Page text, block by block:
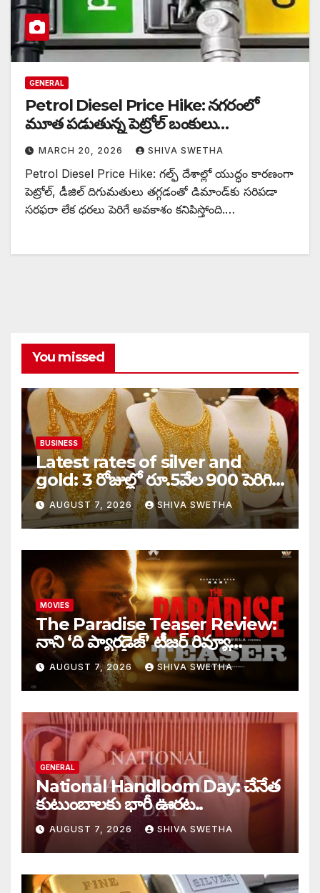
GENERAL
Petrol Diesel Price Hike: నగరంలో
మూత పడుతున్న పెట్రోల్ బంకులు…
MARCH 20, 2026 SHIVA SWETHA
Petrol Diesel Price Hike: గల్ఫ్ దేశాల్లో యుద్ధం కారణంగా
పెట్రోల్, డీజిల్ దిగుమతులు తగ్గడంతో డిమాండ్‌కు సరిపడా
సరఫరా లేక ధరలు పెరిగే అవకాశం కనిపిస్తోంది.…
You missed
BUSINESS
Latest rates of silver and
gold: 3 రోజుల్లో రూ.5వేల 900 పెరిగిన
తులం గోల్డ్…
AUGUST 7, 2026 SHIVA SWETHA
MOVIES
The Paradise Teaser Review:
నాని ‘ది ప్యారడైజ్’ టీజర్ రివ్యూ…
AUGUST 7, 2026 SHIVA SWETHA
GENERAL
National Handloom Day: చేనేత
కుటుంబాలకు భారీ ఊరట..
AUGUST 7, 2026 SHIVA SWETHA